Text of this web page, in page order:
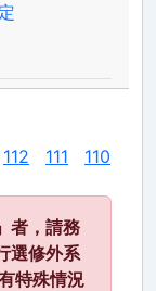
112 111 110
者，請務
選修外系
特殊情況